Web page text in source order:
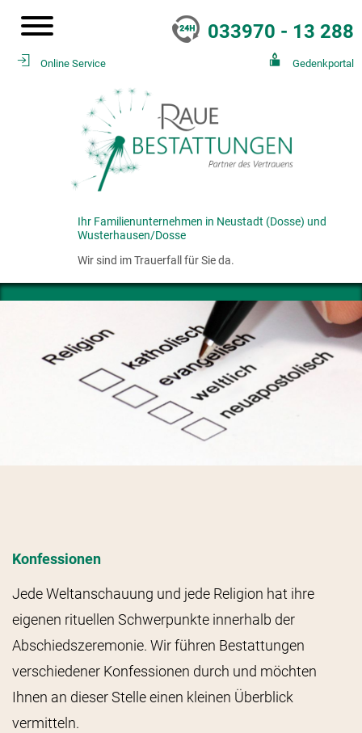
033970 - 13 288
Online Service Gedenkportal
Ihr Familienunternehmen in Neustadt (Dosse) und
Wusterhausen/Dosse
Wir sind im Trauerfall für Sie da.
Konfessionen
Jede Weltanschauung und jede Religion hat ihre
eigenen rituellen Schwerpunkte innerhalb der
Abschiedszeremonie. Wir führen Bestattungen
verschiedener Konfessionen durch und möchten
Ihnen an dieser Stelle einen kleinen Überblick
vermitteln.